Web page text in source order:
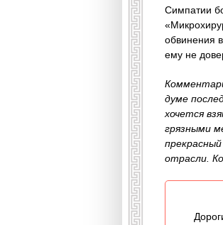
Симпатии
обвинения
ему не
думе
хочется
грязными
отрасли.